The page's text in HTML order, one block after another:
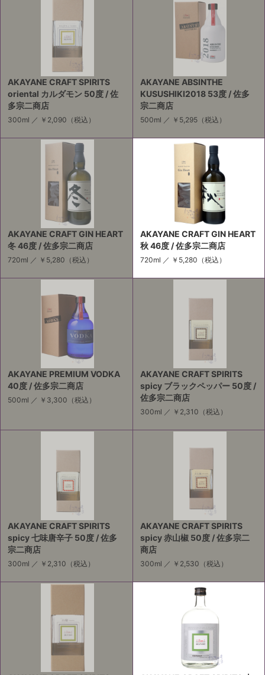
AKAYANE CRAFT SPIRITS
oriental カルダモン 50度 / 佐
多宗二商店
300ml ／ ￥2,090 （税込）
AKAYANE ABSINTHE
KUSUSHIKI2018 53度 / 佐多
宗二商店
500ml ／ ￥5,295（税込）
AKAYANE CRAFT GIN HEART
冬 46度 / 佐多宗二商店
720ml ／ ￥5,280 （税込）
AKAYANE CRAFT GIN HEART
秋 46度 / 佐多宗二商店
720ml ／ ￥5,280 （税込）
AKAYANE PREMIUM VODKA
40度 / 佐多宗二商店
500ml ／ ￥3,300 （税込）
AKAYANE CRAFT SPIRITS
spicy ブラックペッパー 50度 /
佐多宗二商店
300ml ／ ￥2,310 （税込）
AKAYANE CRAFT SPIRITS
spicy 七味唐辛子 50度 / 佐多
宗二商店
300ml ／ ￥2,310 （税込）
AKAYANE CRAFT SPIRITS
spicy 赤山椒 50度 / 佐多宗二
商店
300ml ／ ￥2,530 （税込）